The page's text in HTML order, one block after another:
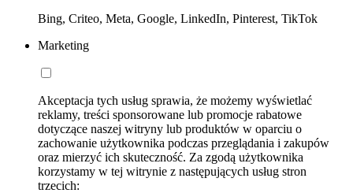
Bing, Criteo, Meta, Google, LinkedIn, Pinterest, TikTok
Marketing
Akceptacja tych usług sprawia, że możemy wyświetlać
reklamy, treści sponsorowane lub promocje rabatowe
dotyczące naszej witryny lub produktów w oparciu o
zachowanie użytkownika podczas przeglądania i zakupów
oraz mierzyć ich skuteczność. Za zgodą użytkownika
korzystamy w tej witrynie z następujących usług stron
trzecich: